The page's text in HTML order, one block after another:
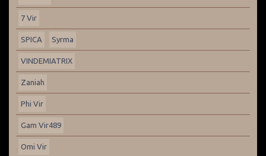
7 Vir
SPICA Syrma
VINDEMIATRIX
Zaniah
Phi Vir
Gam Vir489
Omi Vir